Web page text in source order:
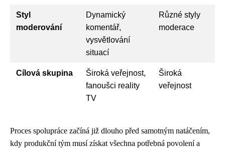
Styl
moderování
Dynamický
komentář,
vysvětlování
situací
Různé styly
moderace
Cílová skupina
Široká veřejnost,
fanoušci reality
TV
Široká
veřejnost
Proces spolupráce začíná již dlouho před samotným natáčením,
kdy produkční tým musí získat všechna potřebná povolení a